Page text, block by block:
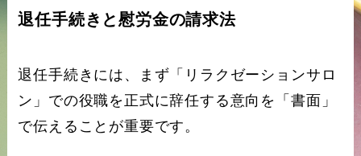
退任手続きと慰労金の請求法
退任手続きには、まず「リラクゼーションサロ
ン」での役職を正式に辞任する意向を「書面」
で伝えることが重要です。